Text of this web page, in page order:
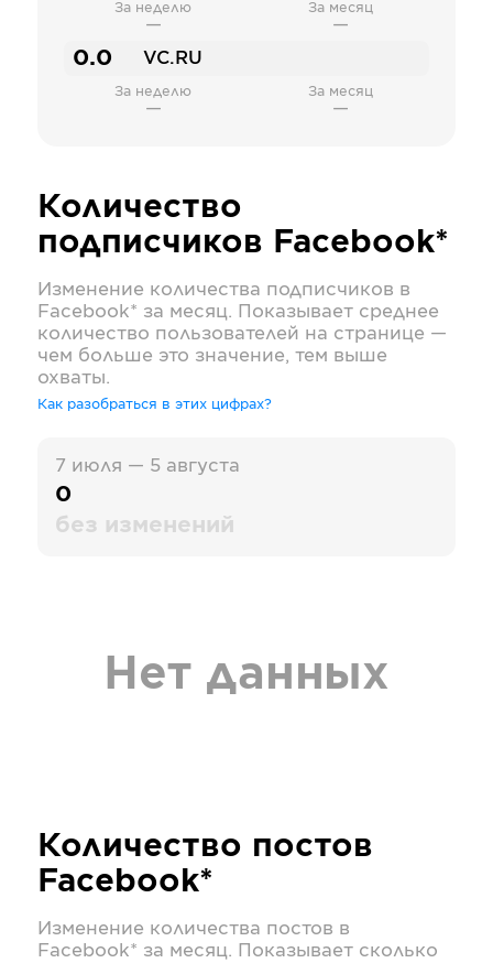
За неделю
—
За месяц
—
0.0 VC.RU
За неделю
—
За месяц
—
Количество
подписчиков Facebook*
Изменение количества подписчиков в
Facebook* за месяц. Показывает среднее
количество пользователей на странице —
чем больше это значение, тем выше
охваты.
Как разобраться в этих цифрах?
7 июля — 5 августа
0
без изменений
Нет данных
Количество постов
Facebook*
Изменение количества постов в
Facebook* за месяц. Показывает сколько